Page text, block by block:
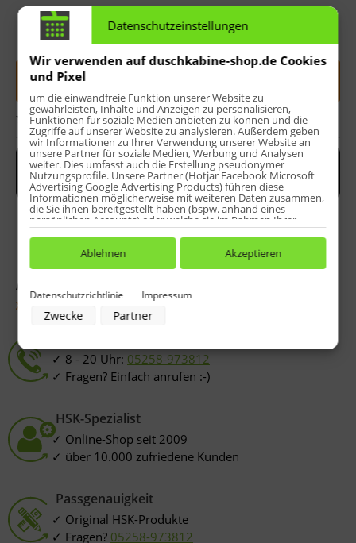
Menge:
Bewerten
Artikel-Nr.:
8 - 20 Uhr: 05258-973812
Fragen? Einfach anrufen :-)
HSK-Spezialist
Online-Shop seit 2009
über 10.000 zufriedene Kunden
Passgenauigkeit
Original HSK-Produkte
Fragen? 05258-973812
Datenschutzeinstellungen
Wir verwenden auf duschkabine-shop.de Cookies
und Pixel
um die einwandfreie Funktion unserer Website zu
gewährleisten, Inhalte und Anzeigen zu personalisieren,
Funktionen für soziale Medien anbieten zu können und die
Zugriffe auf unserer Website zu analysieren. Außerdem geben
wir Informationen zu Ihrer Verwendung unserer Website an
unsere Partner für soziale Medien, Werbung und Analysen
weiter. Dies umfasst auch die Erstellung pseudonymer
Nutzungsprofile. Unsere Partner (Hotjar Facebook Microsoft
Advertising Google Advertising Products) führen diese
Informationen möglicherweise mit weiteren Daten zusammen,
die Sie ihnen bereitgestellt haben (bspw. anhand eines
persönlichen Accounts) oder welche sie im Rahmen Ihrer
Nutzung der Dienste gesammelt haben (bspw. Nutzungsdaten
anderer Geräte). Ihre Einwilligung zur Nutzung von Cookies
und Pixeln können Sie jederzeit widerrufen, indem Sie auf den
Datenschutz-Button links unten klicken und dort die
Zwecke der Datenverarbeitung durch unsere Partner:
Speichern von oder Zugriff auf Informationen auf einem Endgerät
Verwendung von Profilen zur Auswahl personalisierter Werbung
Erstellung von Profilen zur Personalisierung von Inhalten
Verwendung von Profilen zur Auswahl personalisierter Inhalte
Analyse von Zielgruppen durch Statistiken oder Kombinationen von
Daten aus verschiedenen Quellen
Entwicklung und Verbesserung der Angebote
Verwendung reduzierter Daten zur Auswahl von Inhalten
Besondere Features:
Datenschutzrichtlinie Impressum
Zwecke Partner
Ablehnen Akzeptieren